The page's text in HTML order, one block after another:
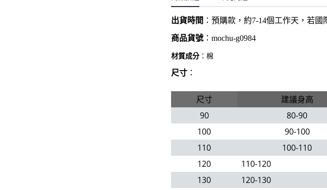
出貨時間 ：預購款，約7-14個工作天，若國
商品貨號：mochu-g0984
材質成分 ：棉
尺寸 ：
尺寸 建議身高
90
80-90
100
90-100
110
100-110
120
110-120
130
120-130